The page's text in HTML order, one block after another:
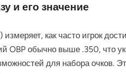
и его значение
как часто игрок
OBP обычно выше .350, что
для набора очков.